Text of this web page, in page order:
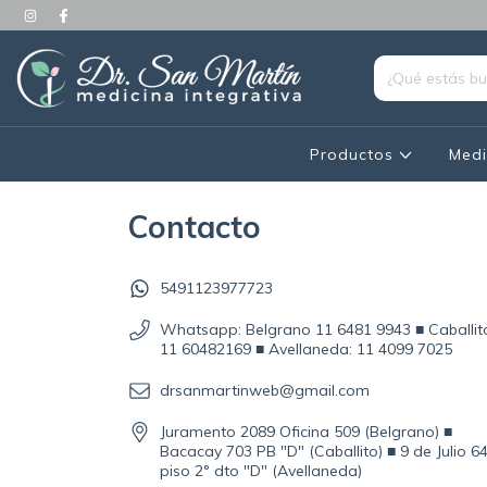
Productos
Contacto
5491123977723
Whatsapp: Belgrano 11 6481 9943 ■
11 60482169 ■ Avellaneda: 11 4099 7025
drsanmartinweb@gmail.com
Juramento 2089 Oficina 509 (Belgrano) ■
Bacacay 703 PB "D" (Caballito) ■ 9 de Julio 64
piso 2° dto "D" (Avellaneda)